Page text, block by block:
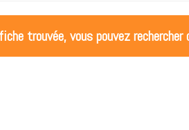
trouvée, vous pouvez